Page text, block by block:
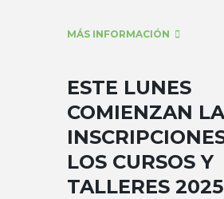
MÁS INFORMACIÓN
ESTE LUNES
COMIENZAN
LOS CURSOS Y
TALLERES 2025